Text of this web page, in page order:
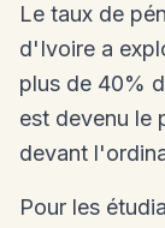
Le taux de
d'Ivoire a
plus de 40%
est devenu le
devant
Pour les